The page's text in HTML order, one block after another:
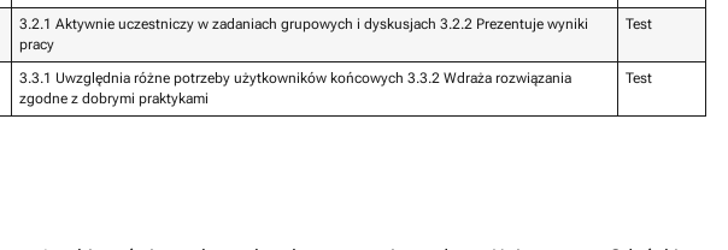
3.2.1 Aktywnie uczestniczy w zadaniach grupowych i dyskusjach 3.2.2 Prezentuje wyniki
pracy
Test
3.3.1 Uwzględnia różne potrzeby użytkowników końcowych 3.3.2 Wdraża rozwiązania
zgodne z dobrymi praktykami
Test